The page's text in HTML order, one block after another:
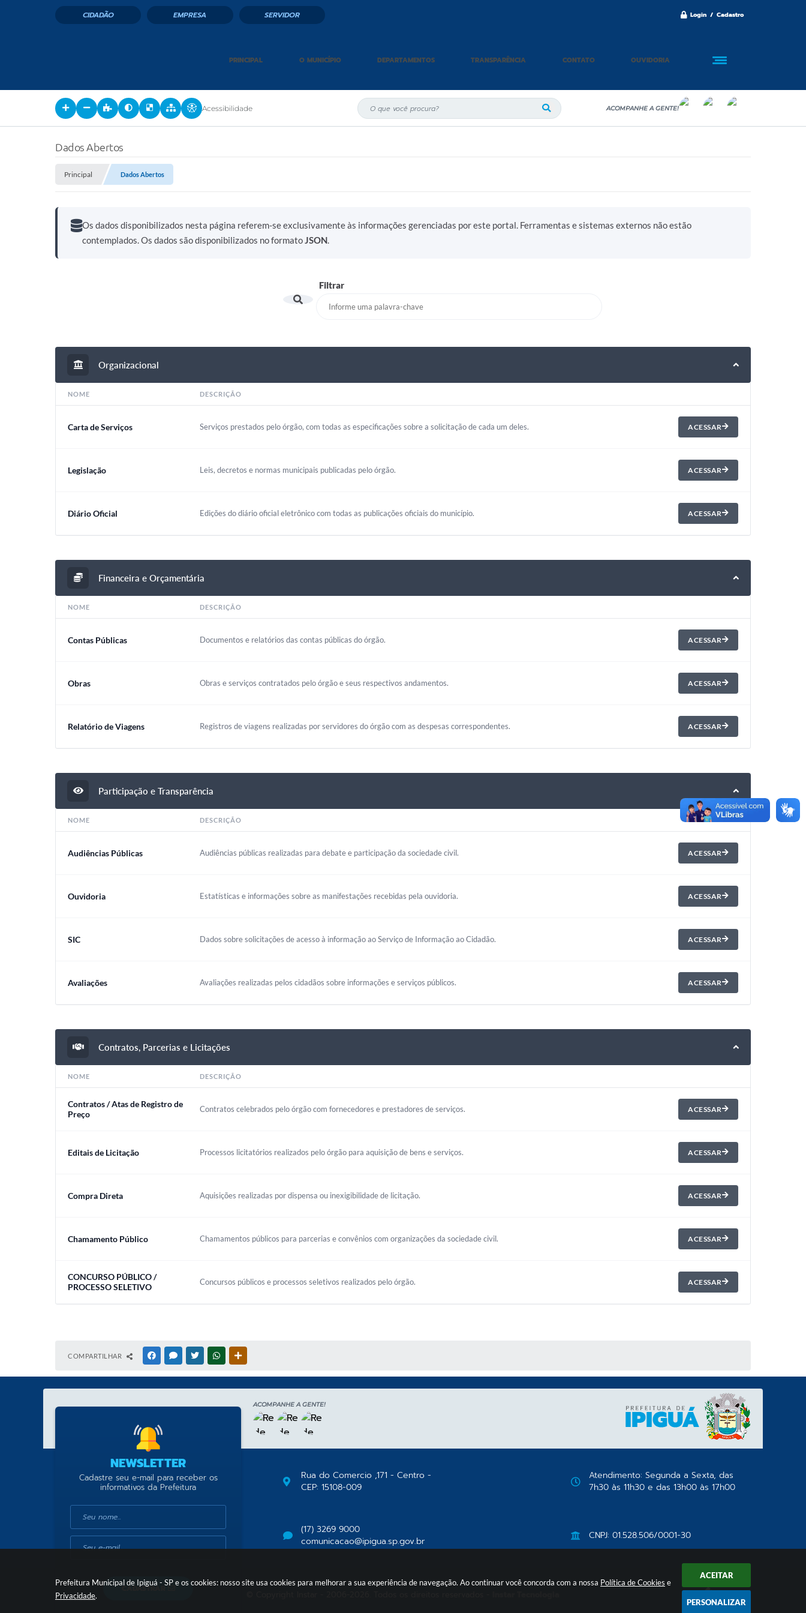
Prefeitura Municipal de Ipiguá - SP e os cookies: nosso site usa cookies para melhorar a sua experiência de navegação. Ao continuar você concorda com a nossa Política de Cookies e
Privacidade.
ACEITAR
PERSONALIZAR
Login / Cadastro
CIDADÃO EMPRESA SERVIDOR
PRINCIPAL O MUNICÍPIO DEPARTAMENTOS TRANSPARÊNCIA CONTATO OUVIDORIA
Acessibilidade ACOMPANHE A GENTE!
Dados Abertos
Principal Dados Abertos
Os dados disponibilizados nesta página referem-se exclusivamente às informações gerenciadas por este portal. Ferramentas e sistemas externos não estão
contemplados. Os dados são disponibilizados no formatoJSON.
Filtrar
Organizacional
NOME DESCRIÇÃO
Carta de Serviços Serviços prestados pelo órgão, com todas as especificações sobre a solicitação de cada um deles. ACESSAR
Legislação Leis, decretos e normas municipais publicadas pelo órgão. ACESSAR
Diário Oficial Edições do diário oficial eletrônico com todas as publicações oficiais do município. ACESSAR
Financeira e Orçamentária
NOME DESCRIÇÃO
Contas Públicas Documentos e relatórios das contas públicas do órgão. ACESSAR
Obras Obras e serviços contratados pelo órgão e seus respectivos andamentos. ACESSAR
Relatório de Viagens Registros de viagens realizadas por servidores do órgão com as despesas correspondentes. ACESSAR
Participação e Transparência
NOME DESCRIÇÃO
Audiências Públicas Audiências públicas realizadas para debate e participação da sociedade civil. ACESSAR
Ouvidoria Estatísticas e informações sobre as manifestações recebidas pela ouvidoria. ACESSAR
SIC Dados sobre solicitações de acesso à informação ao Serviço de Informação ao Cidadão. ACESSAR
Avaliações Avaliações realizadas pelos cidadãos sobre informações e serviços públicos. ACESSAR
Contratos, Parcerias e Licitações
NOME DESCRIÇÃO
Contratos / Atas de Registro de
Preço
Contratos celebrados pelo órgão com fornecedores e prestadores de serviços. ACESSAR
Editais de Licitação Processos licitatórios realizados pelo órgão para aquisição de bens e serviços. ACESSAR
Compra Direta Aquisições realizadas por dispensa ou inexigibilidade de licitação. ACESSAR
Chamamento Público Chamamentos públicos para parcerias e convênios com organizações da sociedade civil. ACESSAR
CONCURSO PÚBLICO /
PROCESSO SELETIVO
Concursos públicos e processos seletivos realizados pelo órgão. ACESSAR
COMPARTILHAR FACEBOOKMESSENGER
TWITTERWHATSAPP
ACOMPANHE A GENTE!
NEWSLETTER
Cadastre seu e-mail para receber os
informativos da Prefeitura
CADASTRAR
Rua do Comercio ,171 - Centro -
CEP: 15108-009
Atendimento: Segunda a Sexta, das
7h30 às 11h30 e das 13h00 às 17h00
(17) 3269 9000
comunicacao@ipigua.sp.gov.br
CNPJ: 01.528.506/0001-30